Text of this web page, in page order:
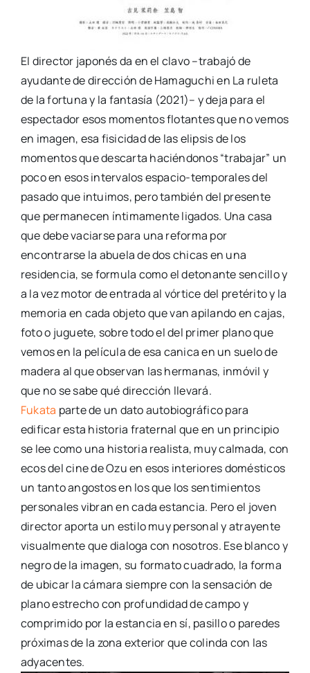
El director japonés da en el clavo –trabajó de
ayudante de dirección de Hamaguchi en La ruleta
de la fortuna y la fantasía (2021)– y deja para el
espectador esos momentos flotantes que no vemos
en imagen, esa fisicidad de las elipsis de los
momentos que descarta haciéndonos “trabajar” un
poco en esos intervalos espacio-temporales del
pasado que intuimos, pero también del presente
que permanecen íntimamente ligados. Una casa
que debe vaciarse para una reforma por
encontrarse la abuela de dos chicas en una
residencia, se formula como el detonante sencillo y
a la vez motor de entrada al vórtice del pretérito y la
memoria en cada objeto que van apilando en cajas,
foto o juguete, sobre todo el del primer plano que
vemos en la película de esa canica en un suelo de
madera al que observan las hermanas, inmóvil y
que no se sabe qué dirección llevará.
Fukata parte de un dato autobiográfico para
edificar esta historia fraternal que en un principio
se lee como una historia realista, muy calmada, con
ecos del cine de Ozu en esos interiores domésticos
un tanto angostos en los que los sentimientos
personales vibran en cada estancia. Pero el joven
director aporta un estilo muy personal y atrayente
visualmente que dialoga con nosotros. Ese blanco y
negro de la imagen, su formato cuadrado, la forma
de ubicar la cámara siempre con la sensación de
plano estrecho con profundidad de campo y
comprimido por la estancia en sí, pasillo o paredes
próximas de la zona exterior que colinda con las
adyacentes.